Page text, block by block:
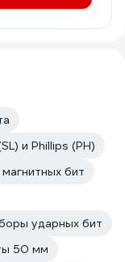
и Phillips (PH)
бит
ударных бит
50 мм